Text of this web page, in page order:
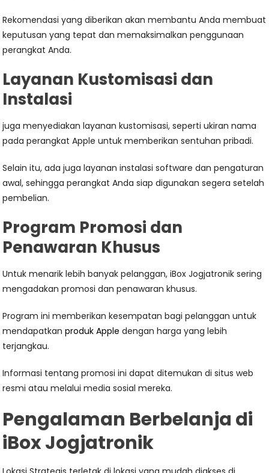
Rekomendasi yang diberikan akan membantu Anda membuat
keputusan yang tepat dan memaksimalkan penggunaan
perangkat Anda.
Layanan Kustomisasi dan
Instalasi
juga menyediakan layanan kustomisasi, seperti ukiran nama
pada perangkat Apple untuk memberikan sentuhan pribadi.
Selain itu, ada juga layanan instalasi software dan pengaturan
awal, sehingga perangkat Anda siap digunakan segera setelah
pembelian.
Program Promosi dan
Penawaran Khusus
Untuk menarik lebih banyak pelanggan, iBox Jogjatronik sering
mengadakan promosi dan penawaran khusus.
Program ini memberikan kesempatan bagi pelanggan untuk
mendapatkanproduk Apple dengan harga yang lebih
terjangkau.
Informasi tentang promosi ini dapat ditemukan di situs web
resmi atau melalui media sosial mereka.
Pengalaman Berbelanja di
iBox Jogjatronik